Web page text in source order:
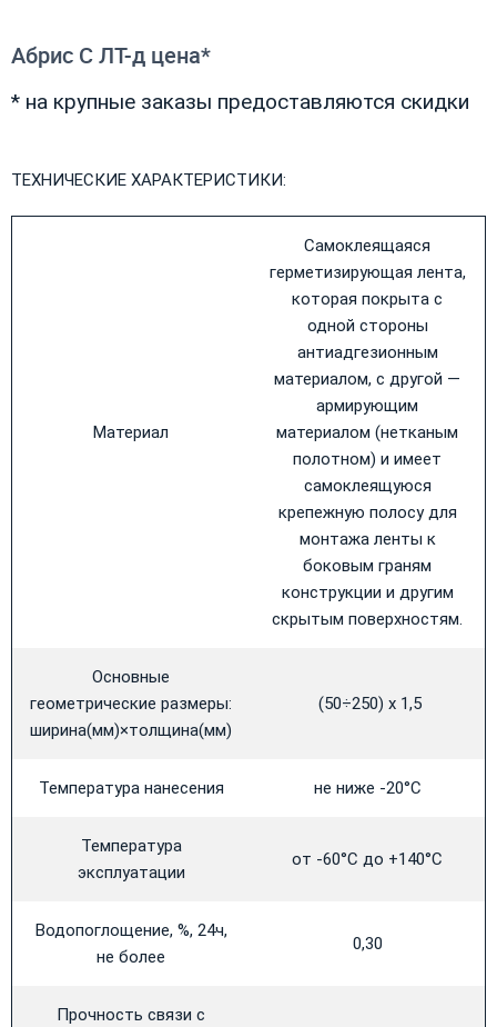
Абрис С ЛТ-д цена*
* на крупные заказы предоставляются скидки
ТЕХНИЧЕСКИЕ ХАРАКТЕРИСТИКИ:
Материал
Самоклеящаяся
герметизирующая лента,
которая покрыта с
одной стороны
антиадгезионным
материалом, с другой —
армирующим
материалом (нетканым
полотном) и имеет
самоклеящуюся
крепежную полосу для
монтажа ленты к
боковым граням
конструкции и другим
скрытым поверхностям.
Основные
геометрические размеры:
ширина(мм)×толщина(мм)
(50÷250) х 1,5
Температура нанесения не ниже -20°С
Температура
эксплуатации
от -60°С до +140°С
Водопоглощение, %, 24ч,
не более
0,30
Прочность связи с